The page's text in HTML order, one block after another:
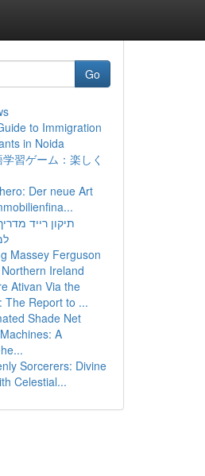
Go
to Immigration
in Noida
学習ゲーム：楽しく
Der neue Art
תיקון רייד
Massey Ferguson
Ireland
Ativan Via the
The Report to ...
Shade Net
A
Sorcerers: Divine
Celestial...